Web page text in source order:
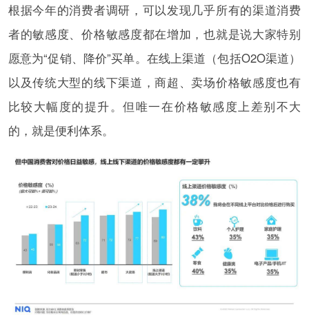
根据今年的消费者调研，可以发现几乎所有的渠道消费
者的敏感度、价格敏感度都在增加，也就是说大家特别
愿意为“促销、降价”买单。在线上渠道（包括O2O渠道）
以及传统大型的线下渠道，商超、卖场价格敏感度也有
比较大幅度的提升。但唯一在价格敏感度上差别不大
的，就是便利体系。